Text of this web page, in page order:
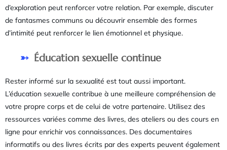
d’exploration peut renforcer votre relation. Par exemple, discuter
de fantasmes communs ou découvrir ensemble des formes
d’intimité peut renforcer le lien émotionnel et physique.
Éducation sexuelle continue
Rester informé sur la sexualité est tout aussi important.
L’éducation sexuelle contribue à une meilleure compréhension de
votre propre corps et de celui de votre partenaire. Utilisez des
ressources variées comme des livres, des ateliers ou des cours en
ligne pour enrichir vos connaissances. Des documentaires
informatifs ou des livres écrits par des experts peuvent également